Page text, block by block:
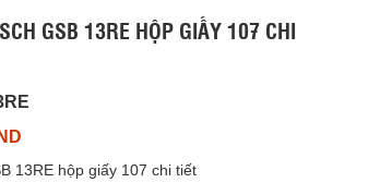
GSB 13RE HỘP GIẤY 107 CHI
13RE hộp giấy 107 chi tiết